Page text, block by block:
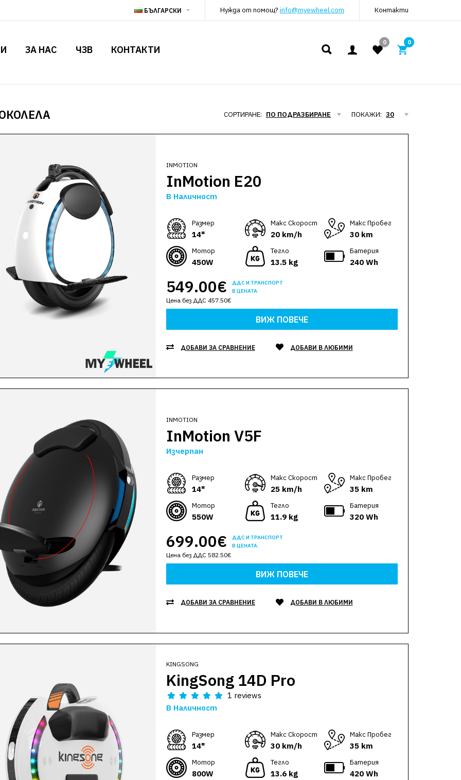
БЪЛГАРСКИ Нужда от помощ?info@myewheel.com Контакти
ЗА НАС ЧЗВ КОНТАКТИ
0 0
СОРТИРАНЕ: ПОКАЖИ:
INMOTION
InMotion E20
В Наличност
Размер
14"
Макс Скорост
20 km/h
Макс Пробег
30 km
Мотор
450W
Тегло
13.5 kg
Батерия
240 Wh
549.00€
ДДС И ТРАНСПОРТ
В ЦЕНАТА.
Цена без ДДС 457.50€
ВИЖ ПОВЕЧЕ
ДОБАВИ ЗА СРАВНЕНИЕ ДОБАВИ В ЛЮБИМИ
INMOTION
InMotion V5F
Изчерпан
Размер
14"
Макс Скорост
25 km/h
Макс Пробег
35 km
Мотор
550W
Тегло
11.9 kg
Батерия
320 Wh
699.00€
ДДС И ТРАНСПОРТ
В ЦЕНАТА.
Цена без ДДС 582.50€
ВИЖ ПОВЕЧЕ
ДОБАВИ ЗА СРАВНЕНИЕ ДОБАВИ В ЛЮБИМИ
KINGSONG
KingSong 14D Pro
1 reviews
В Наличност
Размер
14"
Макс Скорост
30 km/h
Макс Пробег
35 km
Мотор
800W
Тегло
13.6 kg
Батерия
420 Wh